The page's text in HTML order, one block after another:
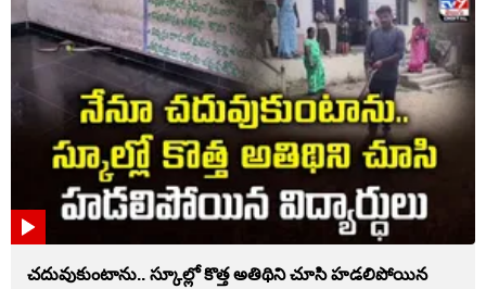
చదువుకుంటాను.. స్కూల్లో కొత్త అతిథిని చూసి హడలిపోయిన